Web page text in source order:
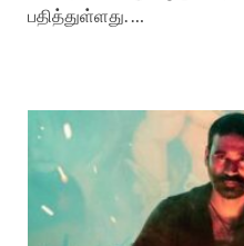
பதித்துள்ளது. …